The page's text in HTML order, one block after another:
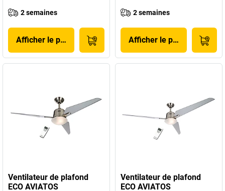
2 semaines
Afficher le produit
2 semaines
Afficher le produit
Ventilateur de plafond
ECO AVIATOS
Ventilateur de plafond
ECO AVIATOS